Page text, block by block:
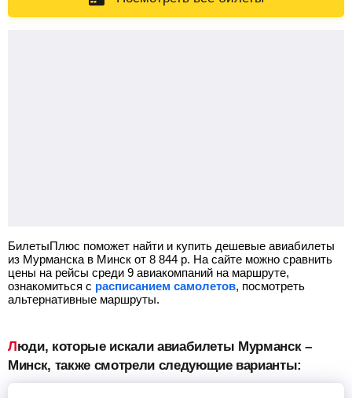
БилетыПлюс поможет найти и купить дешевые авиабилеты
из Мурманска в Минск от 8 844 р. На сайте можно сравнить
цены на рейсы среди 9 авиакомпаний на маршруте,
ознакомиться с расписанием самолетов, посмотреть
альтернативные маршруты.
Люди, которые искали авиабилеты Мурманск –
Минск, также смотрели следующие варианты: